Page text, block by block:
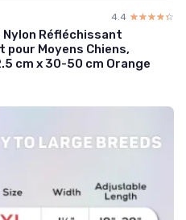
4.4 ☆☆☆☆☆
★★★★★
Nylon Réfléchissant
pour Moyens Chiens,
cm x 30-50 cm Orange